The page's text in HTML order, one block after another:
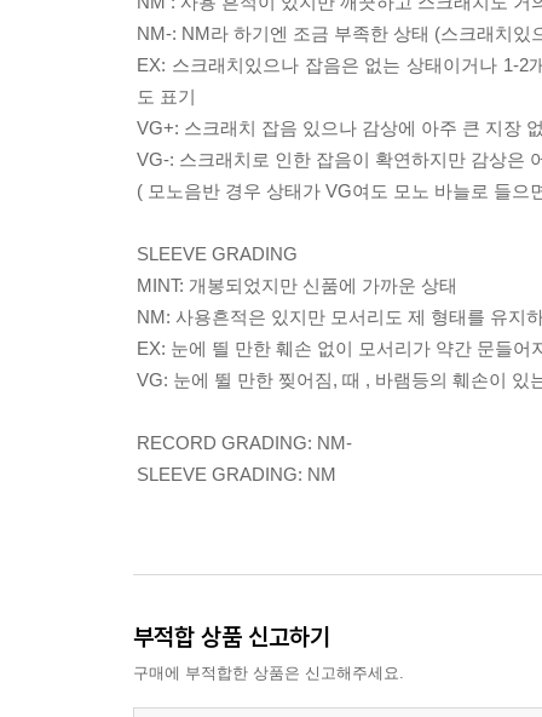
NM-: NM라 하기엔 조금 부족한 상태 (스크래치있
EX: 스크래치있으나 잡음은 없는 상태이거나 1-
도 표기
VG+: 스크래치 잡음 있으나 감상에 아주 큰 지장
VG-: 스크래치로 인한 잡음이 확연하지만 감상은
( 모노음반 경우 상태가 VG여도 모노 바늘로 들으
SLEEVE GRADING
MINT: 개봉되었지만 신품에 가까운 상태
NM: 사용흔적은 있지만 모서리도 제 형태를 유지
EX: 눈에 띌 만한 훼손 없이 모서리가 약간 문들
VG: 눈에 뛸 만한 찢어짐, 때 , 바램등의 훼손이 있
RECORD GRADING: NM-
SLEEVE GRADING: NM
부적합 상품 신고하기
구매에 부적합한 상품은 신고해주세요.